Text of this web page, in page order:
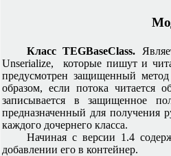
Класс TEGBaseClass.
Unserialize, которые пишут и
предусмотрен защищенный
образом, если потока читается
записывается в защищенное
предназначенный для получения
каждого дочернего класса.
Начиная с версии 1.4
добавлении его в контейнер.